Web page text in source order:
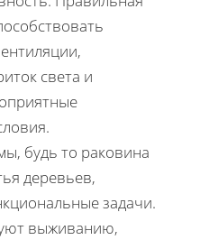
света и
будь то раковина
деревьев,
задачи.
выживанию,